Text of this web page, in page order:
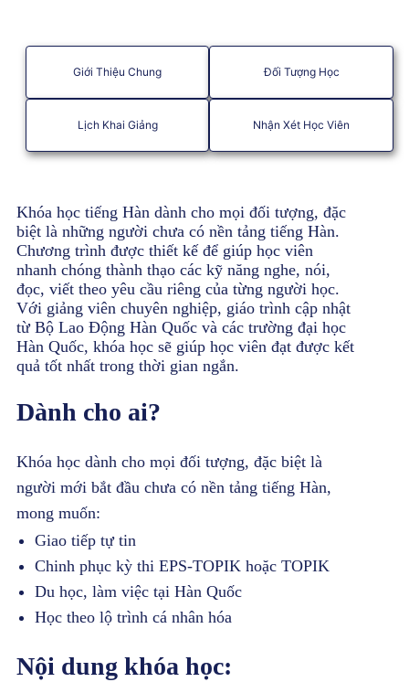
Giới Thiệu Chung Đối Tượng Học
Lịch Khai Giảng Nhận Xét Học Viên
Khóa học tiếng Hàn dành cho mọi đối tượng, đặc
biệt là những người chưa có nền tảng tiếng Hàn.
Chương trình được thiết kế để giúp học viên
nhanh chóng thành thạo các kỹ năng nghe, nói,
đọc, viết theo yêu cầu riêng của từng người học.
Với giảng viên chuyên nghiệp, giáo trình cập nhật
từ Bộ Lao Động Hàn Quốc và các trường đại học
Hàn Quốc, khóa học sẽ giúp học viên đạt được kết
quả tốt nhất trong thời gian ngắn.
Dành cho ai?
Khóa học dành cho mọi đối tượng, đặc biệt là
người mới bắt đầu chưa có nền tảng tiếng Hàn,
mong muốn:
Giao tiếp tự tin
Chinh phục kỳ thi EPS-TOPIK hoặc TOPIK
Du học, làm việc tại Hàn Quốc
Học theo lộ trình cá nhân hóa
Nội dung khóa học: